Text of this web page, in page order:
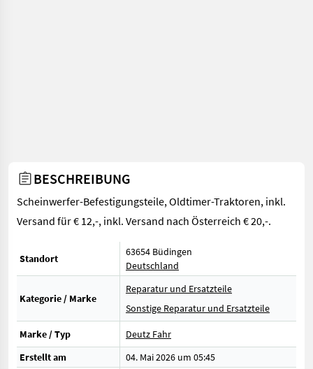
BESCHREIBUNG
Scheinwerfer-Befestigungsteile, Oldtimer-Traktoren, inkl.
Versand für € 12,-, inkl. Versand nach Österreich € 20,-.
Standort
63654 Büdingen
Deutschland
Kategorie / Marke
Reparatur und Ersatzteile
Sonstige Reparatur und Ersatzteile
Marke / Typ
Deutz Fahr
Erstellt am
04. Mai 2026 um 05:45